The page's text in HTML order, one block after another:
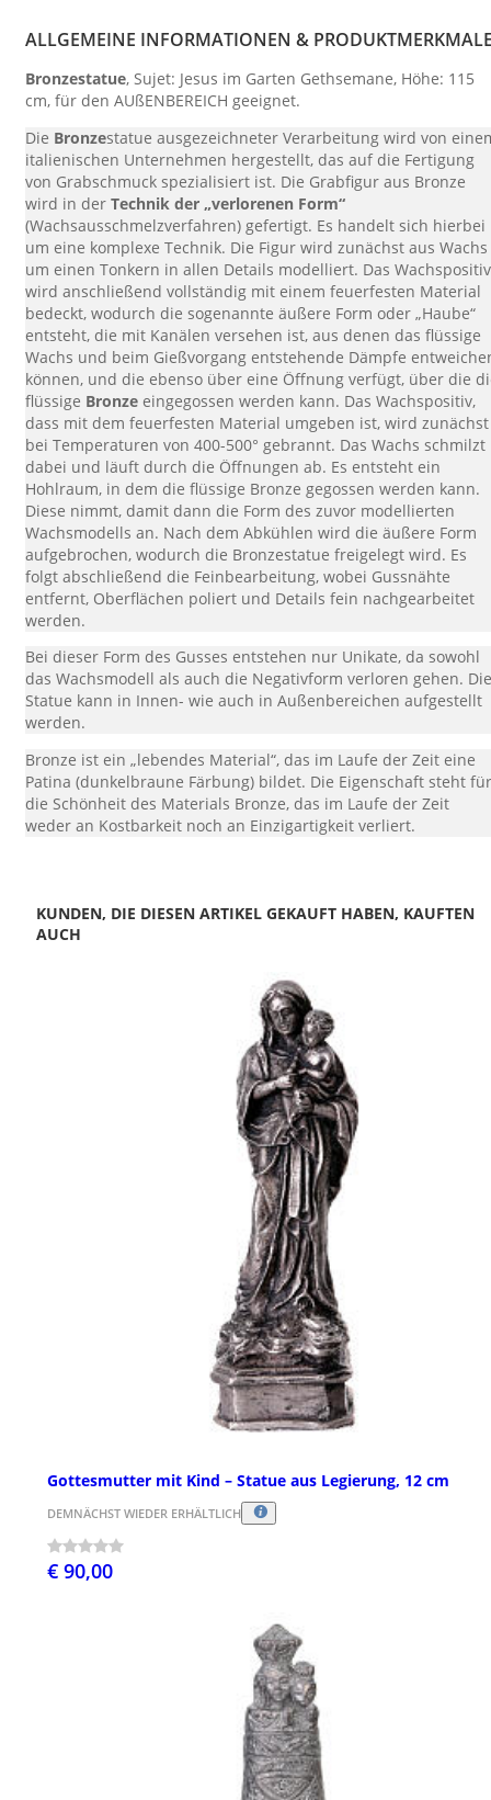
ALLGEMEINE INFORMATIONEN &
Bronzestatue, Sujet: Jesus im Garten Gethsemane, Höhe: 115
cm, für den AUßENBEREICH geeignet.
Die Bronzestatue ausgezeichneter Verarbeitung wird von
italienischen Unternehmen hergestellt, das auf die Fertigung
von Grabschmuck spezialisiert ist. Die Grabfigur aus Bronze
wird in der Technik der „verlorenen Form“
(Wachsausschmelzverfahren) gefertigt. Es handelt sich hierbei
um eine komplexe Technik. Die Figur wird zunächst aus Wachs
um einen Tonkern in allen Details modelliert. Das Wachspositiv
wird anschließend vollständig mit einem feuerfesten Material
bedeckt, wodurch die sogenannte äußere Form oder „Haube“
entsteht, die mit Kanälen versehen ist, aus denen das flüssige
Wachs und beim Gießvorgang entstehende Dämpfe
können, und die ebenso über eine Öffnung verfügt, über die
flüssige Bronze eingegossen werden kann. Das Wachspositiv,
dass mit dem feuerfesten Material umgeben ist, wird zunächst
bei Temperaturen von 400-500° gebrannt. Das Wachs schmilzt
dabei und läuft durch die Öffnungen ab. Es entsteht ein
Hohlraum, in dem die flüssige Bronze gegossen werden kann.
Diese nimmt, damit dann die Form des zuvor modellierten
Wachsmodells an. Nach dem Abkühlen wird die äußere Form
aufgebrochen, wodurch die Bronzestatue freigelegt wird. Es
folgt abschließend die Feinbearbeitung, wobei Gussnähte
entfernt, Oberflächen poliert und Details fein nachgearbeitet
werden.
Bei dieser Form des Gusses entstehen nur Unikate, da sowohl
das Wachsmodell als auch die Negativform verloren gehen. Die
Statue kann in Innen- wie auch in Außenbereichen aufgestellt
werden.
Bronze ist ein „lebendes Material“, das im Laufe der Zeit eine
Patina (dunkelbraune Färbung) bildet. Die Eigenschaft steht für
die Schönheit des Materials Bronze, das im Laufe der Zeit
weder an Kostbarkeit noch an Einzigartigkeit verliert.
KUNDEN, DIE DIESEN ARTIKEL GEKAUFT HABEN, KAUFTEN
AUCH
Gottesmutter mit Kind – Statue aus Legierung, 12 cm
DEMNÄCHST WIEDER ERHÄLTLICH
€ 90,00